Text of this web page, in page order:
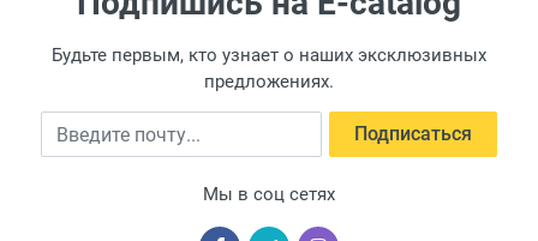
Будьте первым, кто узнает о наших эксклюзивных
предложениях.
Введите почту Подписаться
Мы в соц сетях